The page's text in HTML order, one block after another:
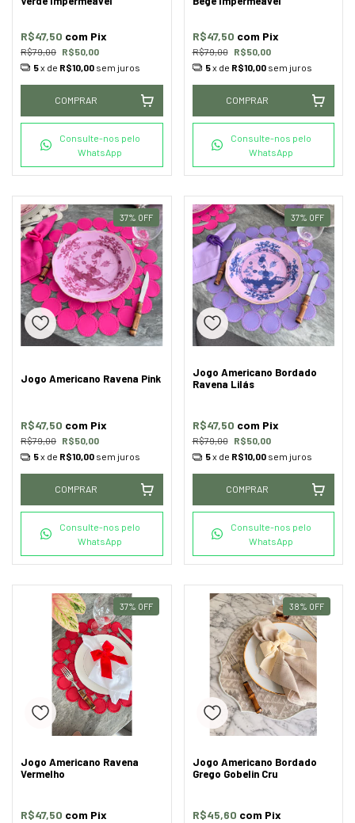
R$79,00 R$50,00
R$47,50 com Pix
5x de R$10,00 sem juros
COMPRAR
Consulte-nos pelo
WhatsApp
R$79,00 R$50,00
R$47,50 com Pix
5x de R$10,00 sem juros
COMPRAR
Consulte-nos pelo
WhatsApp
37% OFF
Jogo Americano Ravena Pink
R$79,00 R$50,00
R$47,50 com Pix
5x de R$10,00 sem juros
COMPRAR
Consulte-nos pelo
WhatsApp
37% OFF
Jogo Americano Bordado
Ravena Lilás
R$79,00 R$50,00
R$47,50 com Pix
5x de R$10,00 sem juros
COMPRAR
Consulte-nos pelo
WhatsApp
37% OFF
Jogo Americano Ravena
Vermelho
R$47,50 com Pix
38% OFF
Jogo Americano Bordado
Grego Gobelin Cru
R$45,60 com Pix